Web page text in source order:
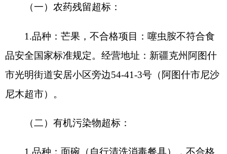
项目：阴离子合成洗涤剂（以十二烷基苯磺酸钠
计）不符合食品安全国家标准规定。经营地址：新
疆克州阿图什市光明街道群众路幸福小区49栋13号
商铺（36-2-5号）（阿图什市群众路闫氏臊子面馆
2.品种：调料碗（自行清洗消毒），不合格项